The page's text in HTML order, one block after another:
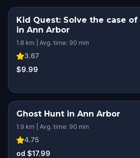
Kid Quest: Solve the case
in Ann Arbor
1.8 km | Avg. time: 90 min
3.67
$9.99
Ghost Hunt in Ann Arbor
1.9 km | Avg. time: 90 min
4.75
od $17.99